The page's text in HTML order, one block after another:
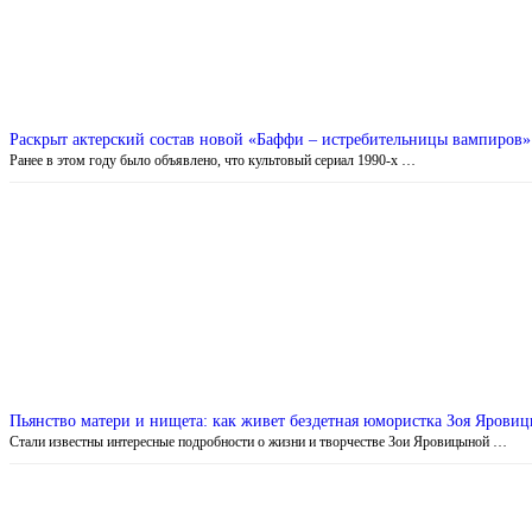
Раскрыт актерский состав новой «Баффи – истребительницы вампиров»
Ранее в этом году было объявлено, что культовый сериал 1990-х …
Пьянство матери и нищета: как живет бездетная юмористка Зоя
Стали известны интересные подробности о жизни и творчестве Зои Яровицыной …